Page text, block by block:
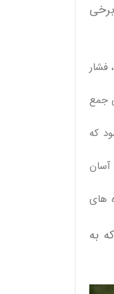
فشار
جمع‌
که
های
به